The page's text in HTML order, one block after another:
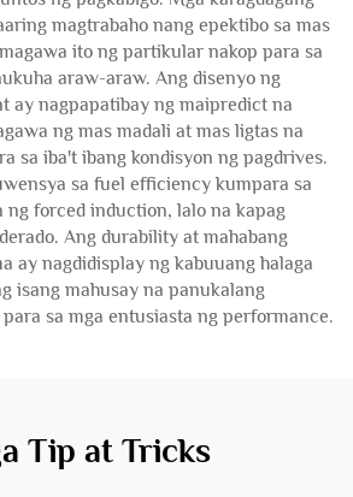
magtrabaho nang epektibo sa mas
ito ng partikular nakop para sa
araw-araw. Ang disenyo ng
ay nagpapatibay ng maipredict na
ng mas madali at mas ligtas na
sa iba't ibang kondisyon ng pagdrives.
sa fuel efficiency kumpara sa
ng forced induction, lalo na kapag
Ang durability at mahabang
ay nagdidisplay ng kabuuang halaga
isang mahusay na panukalang
sa mga entusiasta ng performance.
Tip at Tricks